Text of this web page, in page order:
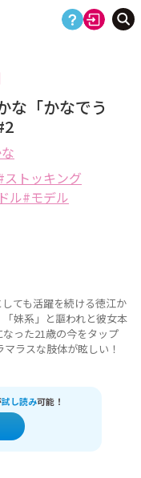
な「かなでう
ストッキング
ル モデル
ても活躍を続ける徳江か
妹系」と謳われと彼女本
った21歳の今をタップ
ラスな肢体が眩しい！
試し読み可能！